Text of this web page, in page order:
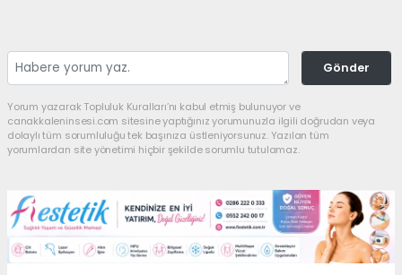
Gönder
Yorum yazarak Topluluk Kuralları’nı kabul etmiş bulunuyor ve
canakkaleninsesi.com sitesine yaptığınız yorumunuzla ilgili doğrudan veya
dolaylı tüm sorumluluğu tek başınıza üstleniyorsunuz. Yazılan tüm
yorumlardan site yönetimi hiçbir şekilde sorumlu tutulamaz.